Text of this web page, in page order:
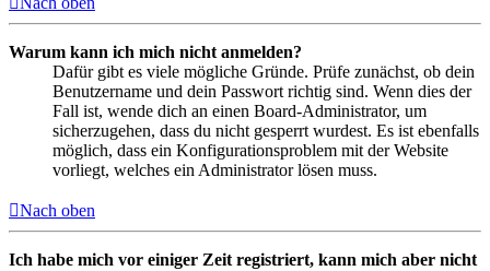
Warum kann ich mich nicht anmelden?
Dafür gibt es viele mögliche Gründe. Prüfe zunächst, ob dein
Benutzername und dein Passwort richtig sind. Wenn dies der
Fall ist, wende dich an einen Board-Administrator, um
sicherzugehen, dass du nicht gesperrt wurdest. Es ist ebenfalls
möglich, dass ein Konfigurationsproblem mit der Website
vorliegt, welches ein Administrator lösen muss.
Nach oben
Ich habe mich vor einiger Zeit registriert, kann mich aber nicht